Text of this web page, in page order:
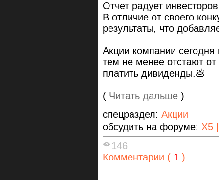
Отчет радует
В отличие от своего
результаты, что
Акции компании сегодня
тем не менее отстают
платить дивиденды.💩
( Читать дальше )
спецраздел: Акции
обсудить на форуме: X5
146
Комментарии ( 1 )